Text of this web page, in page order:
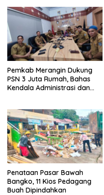
Pemkab Merangin Dukung
PSN 3 Juta Rumah, Bahas
Kendala Administrasi dan
Penataan Pasar Bawah
Bangko, 11 Kios Pedagang
Buah Dipindahkan